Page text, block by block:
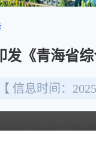
发《青海省
【 信息时间：